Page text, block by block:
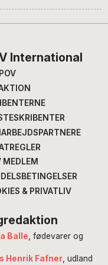
International
MEDLEM
& PRIVATLIV
Balle , fødevarer og
Henrik Fafner, udland